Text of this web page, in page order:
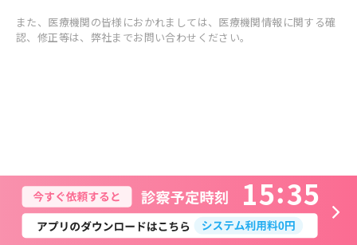
また、医療機関の皆様におかれましては、医療機関情報に関する確
認、修正等は、弊社までお問い合わせください。
15 35